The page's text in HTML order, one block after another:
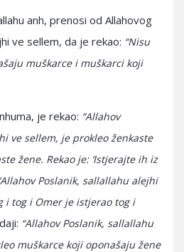
anh, prenosi od Allahovog
ve sellem, da je rekao: “Nisu
muškarce i muškarci koji
je rekao: “Allahov
ve sellem, je prokleo ženkaste
žene. Rekao je: ‘Istjerajte ih iz
Poslanik, sallallahu alejhi
i tog i Omer je istjerao tog i
“Allahov Poslanik, sallallahu
muškarce koji oponašaju žene